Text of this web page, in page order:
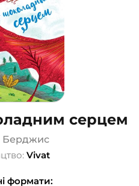
серцем
Берджис
Vivat
формати: